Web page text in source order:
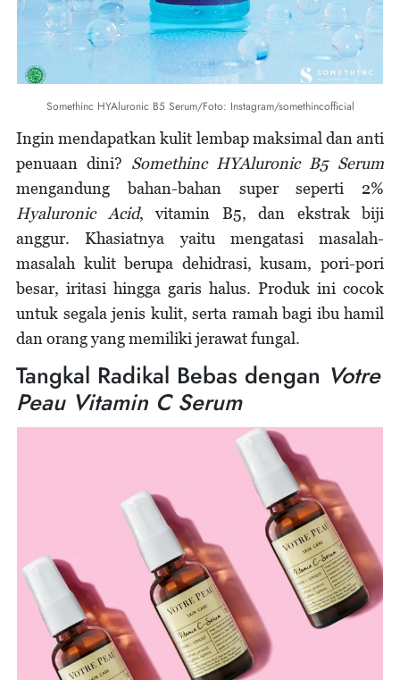
Somethinc HYAluronic B5 Serum/Foto: Instagram/somethincofficial
Ingin mendapatkan kulit lembap maksimal dan anti
penuaan dini? Somethinc HYAluronic B5 Serum
mengandung bahan-bahan super seperti 2%
Hyaluronic Acid, vitamin B5, dan ekstrak biji
anggur. Khasiatnya yaitu mengatasi masalah-
masalah kulit berupa dehidrasi, kusam, pori-pori
besar, iritasi hingga garis halus. Produk ini cocok
untuk segala jenis kulit, serta ramah bagi ibu hamil
dan orang yang memiliki jerawat fungal.
Tangkal Radikal Bebas dengan Votre
Peau Vitamin C Serum